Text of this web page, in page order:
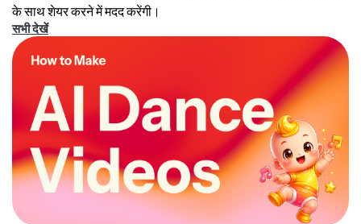
कई दृश्य, स्मूथ ट्रांज़िशन और एक्शन-ड्रिवन सीक्वेंस होते हैं।
बैकग्राउंड म्यूजिक शामिल है।
के साथ शेयर करने में मदद करेंगी।
सभी देखें